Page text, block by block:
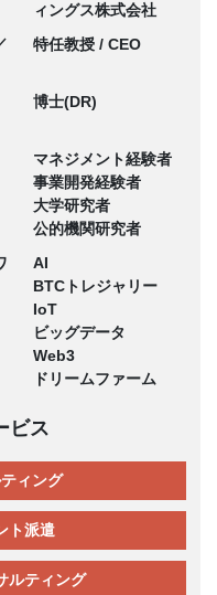
ィングス株式会社
特任教授 / CEO
博士(DR)
マネジメント経験者
事業開発経験者
大学研究者
公的機関研究者
AI
BTCトレジャリー
IoT
ビッグデータ
Web3
ドリームファーム
ビス
ィング
ト派遣
ルティング